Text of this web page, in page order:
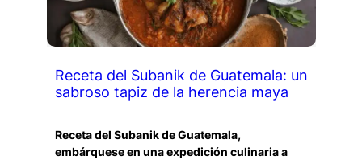
Receta del Subanik de Guatemala: un
sabroso tapiz de la herencia maya
Receta del Subanik de Guatemala,
embárquese en una expedición culinaria a